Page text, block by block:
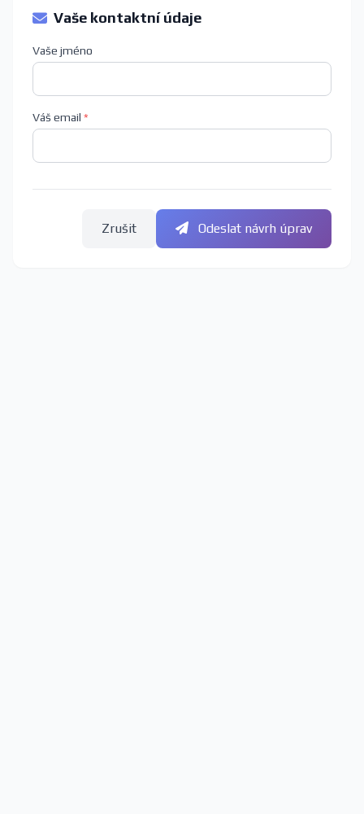
Vaše kontaktní údaje
Vaše jméno
Váš email *
Zrušit Odeslat návrh úprav